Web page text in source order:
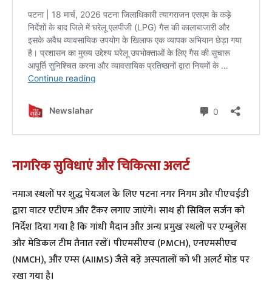
नागरिक सुविधाएं और चिकित्सा अलर्ट
​नमाज स्थलों पर शुद्ध पेयजल के लिए पटना नगर निगम और पीएचईडी
द्वारा वाटर एटीएम और टैंकर लगाए जाएंगे। साथ ही सिविल सर्जन को
निर्देश दिया गया है कि गांधी मैदान और अन्य प्रमुख स्थलों पर एम्बुलेंस
और मेडिकल टीम तैनात रखें। पीएमसीएच (PMCH), एनएमसीएच
(NMCH), और एम्स (AIIMS) जैसे बड़े अस्पतालों को भी अलर्ट मोड पर
रखा गया है।